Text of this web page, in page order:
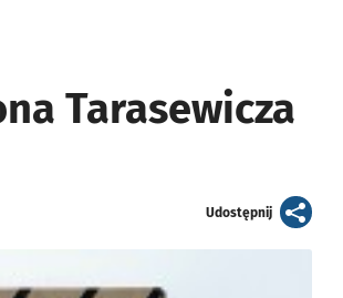
Tarasewicza
Udostępnijartykuł